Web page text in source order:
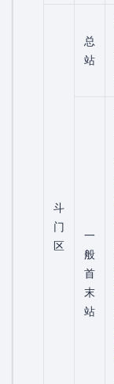
斗
门
区
总
站
一
般
首
末
站